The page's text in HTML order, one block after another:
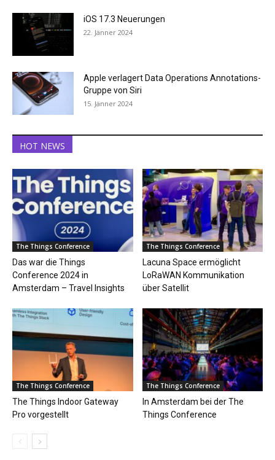
iOS 17.3 Neuerungen
22. Jänner 2024
Apple verlagert Data Operations Annotations-
Gruppe von Siri
15. Jänner 2024
HOT NEWS
The Things Conference
Das war die Things
Conference 2024 in
Amsterdam – Travel Insights
The Things Conference
Lacuna Space ermöglicht
LoRaWAN Kommunikation
über Satellit
The Things Conference
The Things Indoor Gateway
Pro vorgestellt
The Things Conference
In Amsterdam bei der The
Things Conference